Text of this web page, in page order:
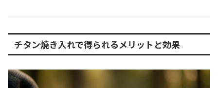
チタン焼き入れで得られるメリットと効果